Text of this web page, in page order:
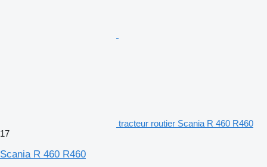
tracteur routier Scania R 460 R460
17
Scania R 460 R460